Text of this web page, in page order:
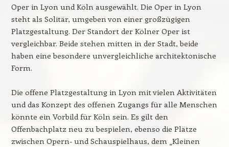
Oper in Lyon und Köln ausgewählt. Die Oper in Lyon
steht als Solitär, umgeben von einer großzügigen
Platzgestaltung. Der Standort der Kölner Oper ist
vergleichbar. Beide stehen mitten in der Stadt, beide
haben eine besondere unvergleichliche architektonische
Form.
Die offene Platzgestaltung in Lyon mit vielen Aktivitäten
und das Konzept des offenen Zugangs für alle Menschen
könnte ein Vorbild für Köln sein. Es gilt den
Offenbachplatz neu zu bespielen, ebenso die Plätze
zwischen Opern- und Schauspielhaus, dem „Kleinen